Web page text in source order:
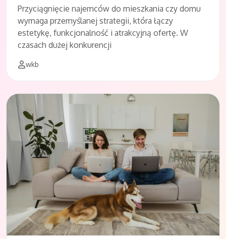
Przyciągnięcie najemców do mieszkania czy domu
wymaga przemyślanej strategii, która łączy
estetykę, funkcjonalność i atrakcyjną ofertę. W
czasach dużej konkurencji
wkb